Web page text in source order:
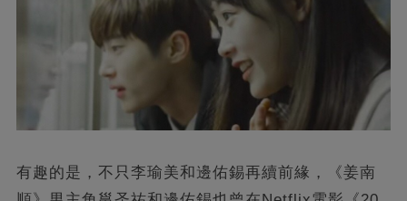
有趣的是，不只李瑜美和邊佑錫再續前緣，《姜南